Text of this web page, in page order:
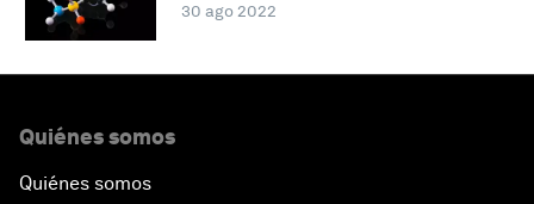
30 ago 2022
Quiénes somos
Quiénes somos